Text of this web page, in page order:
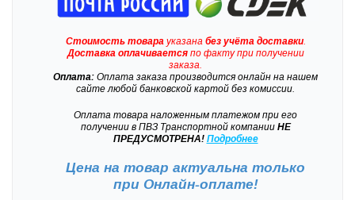
Стоимость товарауказана без учёта доставки.
Доставкаоплачиваетсяпо факту при получении
заказа.
Оплата: Оплата заказа производится онлайн на нашем
сайте любой банковской картой без комиссии.
Оплата товара наложенным платежом при его
получении в ПВЗ Транспортной компанииНЕ
ПРЕДУСМОТРЕНА! Подробнее
Цена на товар актуальна только
при Онлайн-оплате!